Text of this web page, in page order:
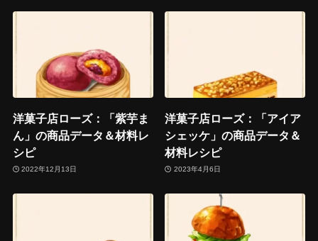
洋菓子店ローズ：「紫芋ま
ん」の商品データ＆材料レ
シピ
2022年12月13日
洋菓子店ローズ：「アイア
シェッケ」の商品データ＆
材料レシピ
2023年4月6日